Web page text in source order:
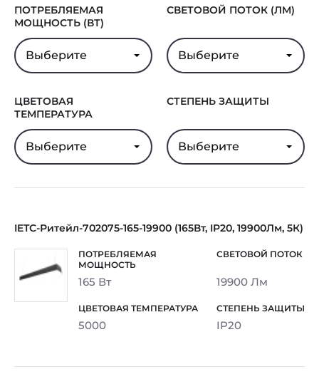
ПОТРЕБЛЯЕМАЯ
МОЩНОСТЬ (ВТ)
Выберите
СВЕТОВОЙ ПОТОК (ЛМ)
Выберите
ЦВЕТОВАЯ
ТЕМПЕРАТУРА
Выберите
СТЕПЕНЬ ЗАЩИТЫ
Выберите
IETC-Ритейл-702075-165-19900 (165Вт, IP20, 19900Лм, 5К)
165 Вт 19900 Лм
5000 IP20